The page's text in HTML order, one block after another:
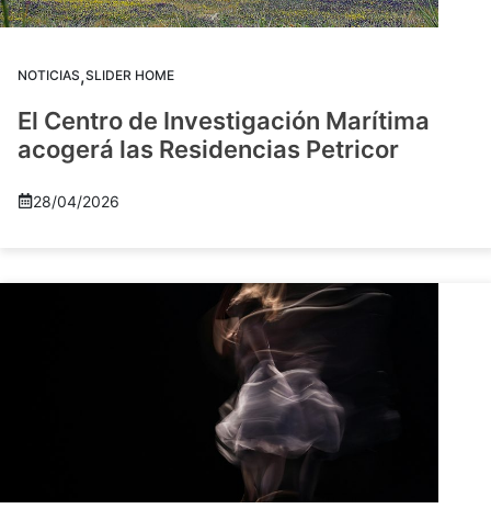
NOTICIAS,SLIDER HOME
El Centro de Investigación Marítima
acogerá las Residencias Petricor
28/04/2026